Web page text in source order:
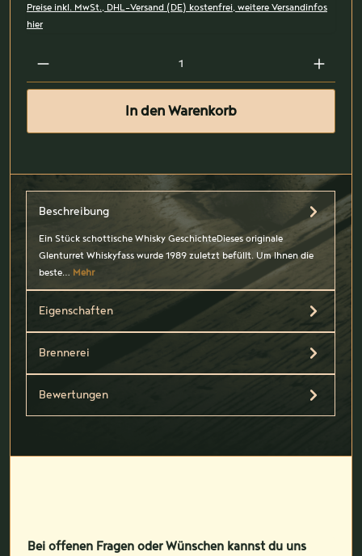
Preise inkl. MwSt., DHL-Versand (DE) kostenfrei, weitere Versandinfos
hier
In den Warenkorb
Beschreibung
Ein Stück schottische Whisky GeschichteDieses originale
Glenturret Whiskyfass wurde 1989 zuletzt befüllt. Um Ihnen die
beste… Mehr
Eigenschaften
Brennerei
Bewertungen
Bei offenen Fragen oder Wünschen kannst du uns